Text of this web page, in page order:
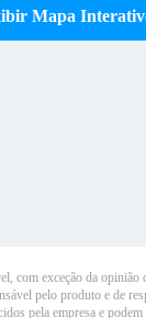
Mapa
com exceção da opinião
pelo produto e de
pela empresa e